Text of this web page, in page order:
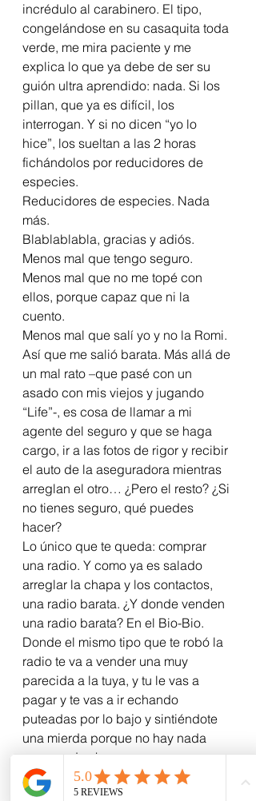
incrédulo al carabinero. El tipo,
congelándose en su casaquita toda
verde, me mira paciente y me
explica lo que ya debe de ser su
guión ultra aprendido: nada. Si los
pillan, que ya es difícil, los
interrogan. Y si no dicen “yo lo
hice”, los sueltan a las 2 horas
fichándolos por reducidores de
especies.
Reducidores de especies. Nada
más.
Blablablabla, gracias y adiós.
Menos mal que tengo seguro.
Menos mal que no me topé con
ellos, porque capaz que ni la
cuento.
Menos mal que salí yo y no la Romi.
Así que me salió barata. Más allá de
un mal rato –que pasé con un
asado con mis viejos y jugando
“Life”-, es cosa de llamar a mi
agente del seguro y que se haga
cargo, ir a las fotos de rigor y recibir
el auto de la aseguradora mientras
arreglan el otro… ¿Pero el resto? ¿Si
no tienes seguro, qué puedes
hacer?
Lo único que te queda: comprar
una radio. Y como ya es salado
arreglar la chapa y los contactos,
una radio barata. ¿Y donde venden
una radio barata? En el Bio-Bio.
Donde el mismo tipo que te robó la
radio te va a vender una muy
parecida a la tuya, y tu le vas a
pagar y te vas a ir echando
puteadas por lo bajo y sintiéndote
una mierda porque no hay nada
que puedas hacer.
Si no me creen, pregúntenle a los
pacos.